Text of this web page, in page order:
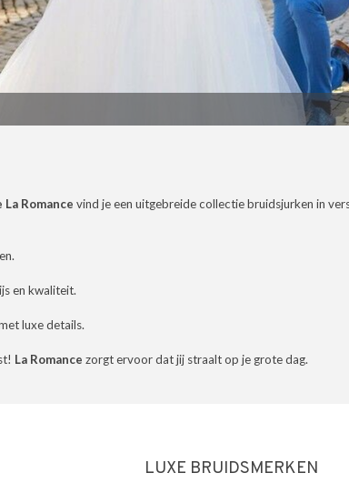
Romance vind je een uitgebreide collectie bruidsjurken in
en kwaliteit.
luxe details.
La Romance zorgt ervoor dat jij straalt op je grote dag.
LUXE BRUIDSMERKEN
Charmant en verfijnd zijn de
en hebben